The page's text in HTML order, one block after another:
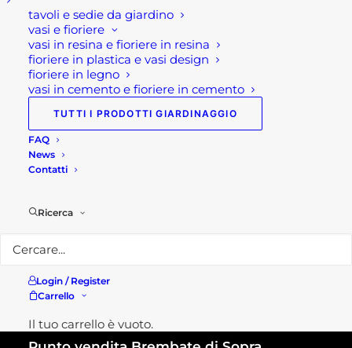
tavoli e sedie da giardino
vasi e fioriere
vasi in resina e fioriere in resina
fioriere in plastica e vasi design
fioriere in legno
vasi in cemento e fioriere in cemento
TUTTI I PRODOTTI GIARDINAGGIO
FAQ
News
Contatti
Ricerca
Login / Register
Carrello
Il tuo carrello è vuoto.
Via Manzoni, 120
24036 Ponte San Pietro (BG)
Telefono: 035 617139
Email:info@rotacommerciale.it
Orari apertura
Dal lunedì al venerdì 7/12 – 13/19
Sabato 7/12